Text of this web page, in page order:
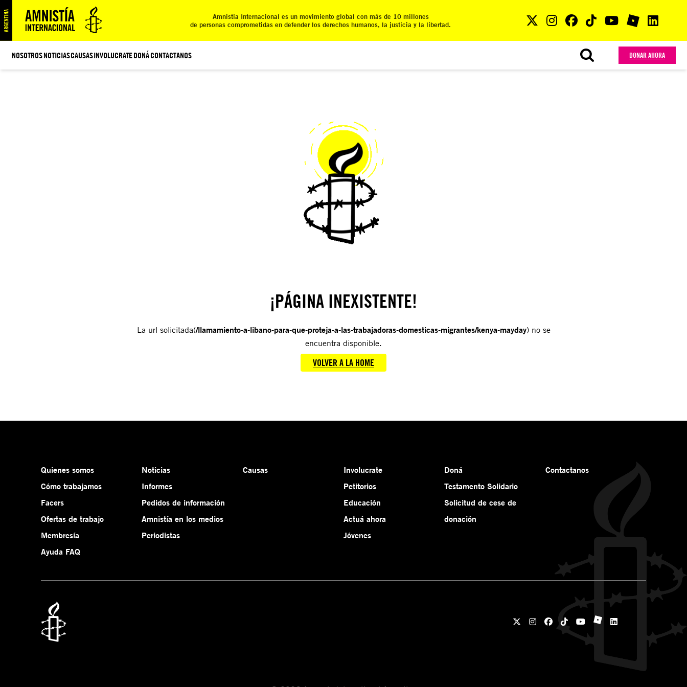
Amnistía Internacional es un movimiento global con más de 10 millones
de personas comprometidas en defender los derechos humanos, la justicia y la libertad.
NOSOTROSNOTICIASCAUSASINVOLUCRATEDONÁCONTACTANOS DONAR AHORA
¡PÁGINA INEXISTENTE!
La url solicitada(/llamamiento-a-libano-para-que-proteja-a-las-trabajadoras-domesticas-migrantes/kenya-mayday) no se
encuentra disponible.
VOLVER A LA HOME
Quienes somos
Cómo trabajamos
Facers
Ofertas de trabajo
Membresía
Ayuda FAQ
Noticias
Informes
Pedidos de información
Amnistía en los medios
Periodistas
Causas
Involucrate
Petitorios
Educación
Actuá ahora
Jóvenes
Doná
Testamento Solidario
Solicitud de cese de
donación
Contactanos